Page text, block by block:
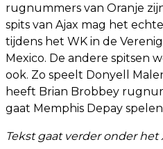
rugnummers van Oranje
spits van Ajax mag het
tijdens het WK in de
Mexico. De andere spitsen
ook. Zo speelt Donyell
heeft Brian Brobbey
gaat Memphis Depay
Tekst gaat verder onder het